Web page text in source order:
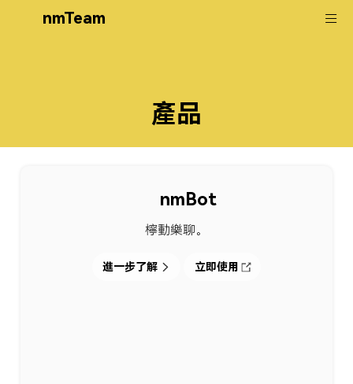
nmTeam
產品
nmBot
檸動樂聊。
進一步了解 立即使用